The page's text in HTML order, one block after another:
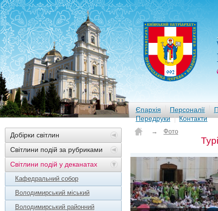
Єпархія Персоналії
Передруки
Контакти
Добірки світлин
Світлини подій за рубриками
Світлини подій у деканатах
Кафедральний собор
Володимирський міський
Володимирський районний
→ Фото